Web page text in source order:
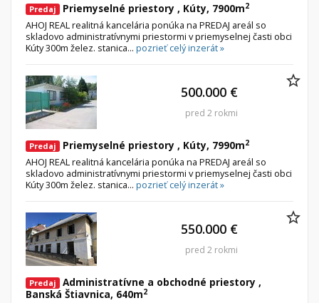
Predaj Priemyselné priestory , Kúty, 7900m2
AHOJ REAL realitná kancelária ponúka na PREDAJ areál so
skladovo administratívnymi priestormi v priemyselnej časti obci
Kúty 300m želez. stanica... pozrieť celý inzerát »
Predaj Priemyselné priestory , Kúty, 7990m2
AHOJ REAL realitná kancelária ponúka na PREDAJ areál so
skladovo administratívnymi priestormi v priemyselnej časti obci
Kúty 300m želez. stanica... pozrieť celý inzerát »
500.000 €
pred 2 rokmi
Predaj
Administratívne a obchodné priestory ,
Banská Štiavnica, 640m2
550.000 €
pred 2 rokmi